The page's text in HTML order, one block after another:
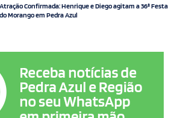
Atração Confirmada: Henrique e Diego agitam a 36ª Festa
do Morango em Pedra Azul